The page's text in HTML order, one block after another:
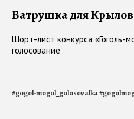
Ватрушка для
Шорт-лист конкурса «Гоголь-
голосование
#gogol-mogol_golosovalka#